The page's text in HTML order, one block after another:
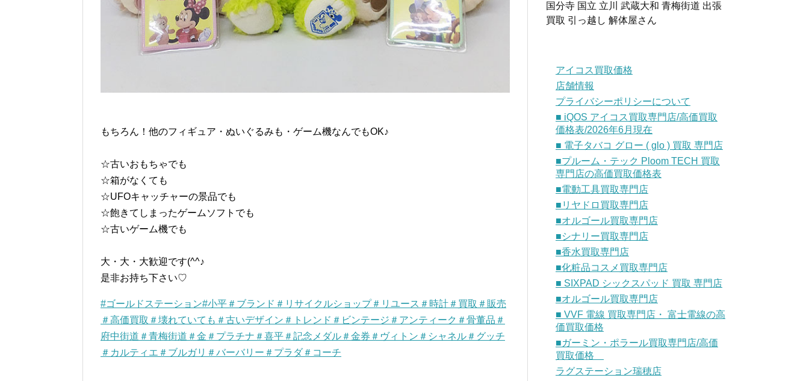
もちろん！他のフィギュア・ぬいぐるみも・ゲーム機なんでもOK♪
☆古いおもちゃでも
☆箱がなくても
☆UFOキャッチャーの景品でも
☆飽きてしまったゲームソフトでも
☆古いゲーム機でも
大・大・大歓迎です(^^♪
是非お持ち下さい♡
#ゴールドステーション#小平＃ブランド＃リサイクルショップ＃リユース＃時計＃買取＃販売
＃高価買取＃壊れていても＃古いデザイン＃トレンド＃ビンテージ＃アンティーク＃骨董品＃
府中街道＃青梅街道＃金＃プラチナ＃喜平＃記念メダル＃金券＃ヴィトン＃シャネル＃グッチ
＃カルティエ＃ブルガリ＃バーバリー＃プラダ＃コーチ
国分寺 国立 立川 武蔵大和 青梅街道 出張
買取 引っ越し 解体屋さん
アイコス買取価格
店舗情報
プライバシーポリシーについて
■ iQOS アイコス買取専門店/高価買取
価格表/2026年6月現在
■ 電子タバコ グロー ( glo ) 買取 専門店
■プルーム・テック Ploom TECH 買取
専門店の高価買取価格表
■電動工具買取専門店
■リヤドロ買取専門店
■オルゴール買取専門店
■シナリー買取専門店
■香水買取専門店
■化粧品コスメ買取専門店
■ SIXPAD シックスパッド 買取 専門店
■オルゴール買取専門店
■ VVF 電線 買取専門店・ 富士電線の高
価買取価格
■ガーミン・ポラール買取専門店/高価
買取価格
ラグステーション瑞穂店